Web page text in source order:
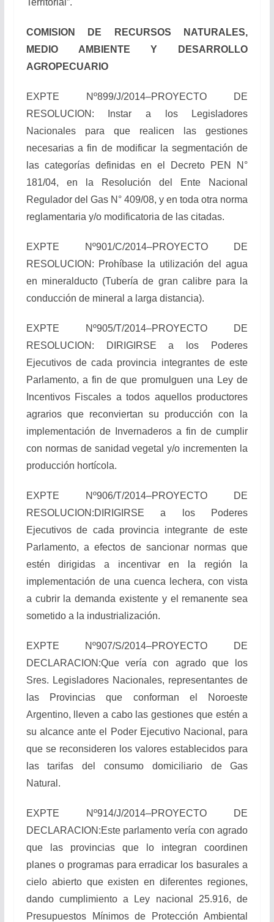
COMISION DE RECURSOS NATURALES,
MEDIO AMBIENTE Y DESARROLLO
AGROPECUARIO
EXPTE Nº899/J/2014–PROYECTO DE
RESOLUCION: Instar a los Legisladores
Nacionales para que realicen las gestiones
necesarias a fin de modificar la segmentación de
las categorías definidas en el Decreto PEN N°
181/04, en la Resolución del Ente Nacional
Regulador del Gas N° 409/08, y en toda otra norma
reglamentaria y/o modificatoria de las citadas.
EXPTE Nº901/C/2014–PROYECTO DE
RESOLUCION: Prohíbase la utilización del agua
en mineralducto (Tubería de gran calibre para la
conducción de mineral a larga distancia).
EXPTE Nº905/T/2014–PROYECTO DE
RESOLUCION: DIRIGIRSE a los Poderes
Ejecutivos de cada provincia integrantes de este
Parlamento, a fin de que promulguen una Ley de
Incentivos Fiscales a todos aquellos productores
agrarios que reconviertan su producción con la
implementación de Invernaderos a fin de cumplir
con normas de sanidad vegetal y/o incrementen la
producción hortícola.
EXPTE Nº906/T/2014–PROYECTO DE
RESOLUCION:DIRIGIRSE a los Poderes
Ejecutivos de cada provincia integrante de este
Parlamento, a efectos de sancionar normas que
estén dirigidas a incentivar en la región la
implementación de una cuenca lechera, con vista
a cubrir la demanda existente y el remanente sea
sometido a la industrialización.
EXPTE Nº907/S/2014–PROYECTO DE
DECLARACION:Que vería con agrado que los
Sres. Legisladores Nacionales, representantes de
las Provincias que conforman el Noroeste
Argentino, lleven a cabo las gestiones que estén a
su alcance ante el Poder Ejecutivo Nacional, para
que se reconsideren los valores establecidos para
las tarifas del consumo domiciliario de Gas
Natural.
EXPTE Nº914/J/2014–PROYECTO DE
DECLARACION:Este parlamento vería con agrado
que las provincias que lo integran coordinen
planes o programas para erradicar los basurales a
cielo abierto que existen en diferentes regiones,
dando cumplimiento a Ley nacional 25.916, de
Presupuestos Mínimos de Protección Ambiental